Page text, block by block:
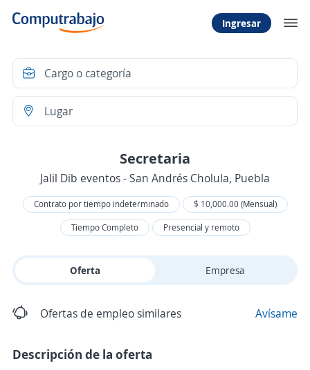
Ingresar
Secretaria
Jalil Dib eventos - San Andrés Cholula, Puebla
Contrato por tiempo indeterminado
$ 10,000.00 (Mensual)
Tiempo Completo
Presencial y remoto
Oferta Empresa
Ofertas de empleo similares Avísame
Descripción de la oferta